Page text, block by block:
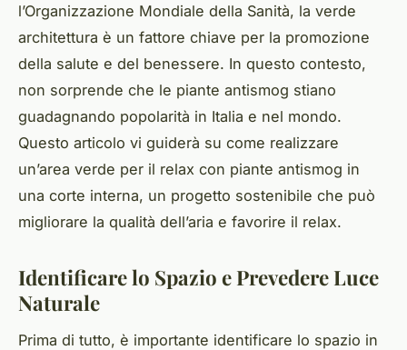
l’Organizzazione Mondiale della Sanità, la verde
architettura è un fattore chiave per la promozione
della salute e del benessere. In questo contesto,
non sorprende che le piante antismog stiano
guadagnando popolarità in Italia e nel mondo.
Questo articolo vi guiderà su come realizzare
un’area verde per il relax con piante antismog in
una corte interna, un progetto sostenibile che può
migliorare la qualità dell’aria e favorire il relax.
Identificare lo Spazio e Prevedere Luce
Naturale
Prima di tutto, è importante identificare lo spazio in